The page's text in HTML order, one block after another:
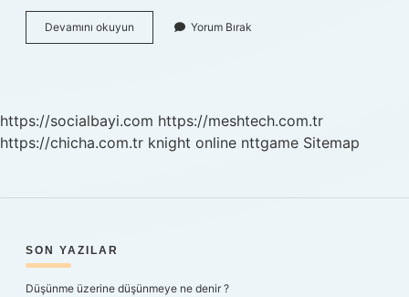
Devamını okuyun
Kürklü
Yorum Bırak
https://socialbayi.com https://meshtech.com.tr
https://chicha.com.tr knight online nttgame Sitemap
SIDEBAR
SON YAZILAR
Düşünme üzerine düşünmeye ne denir ?